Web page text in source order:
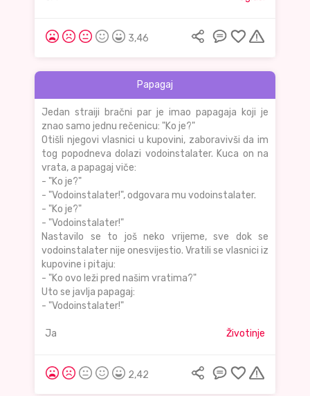
3,46
Papagaj
Jedan straiji bračni par je imao papagaja koji je
znao samo jednu rečenicu: "Ko je?"
Otišli njegovi vlasnici u kupovini, zaboravivši da im
tog popodneva dolazi vodoinstalater. Kuca on na
vrata, a papagaj viče:
- "Ko je?"
- "Vodoinstalater!", odgovara mu vodoinstalater.
- "Ko je?"
- "Vodoinstalater!"
Nastavilo se to još neko vrijeme, sve dok se
vodoinstalater nije onesvijestio. Vratili se vlasnici iz
kupovine i pitaju:
- "Ko ovo leži pred našim vratima?"
Uto se javlja papagaj:
- "Vodoinstalater!"
Ja Životinje
2,42